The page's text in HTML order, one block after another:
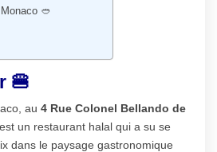
🥙
🍔
au 4 Rue Colonel Bellando de
un restaurant halal qui a su se
dans le paysage gastronomique